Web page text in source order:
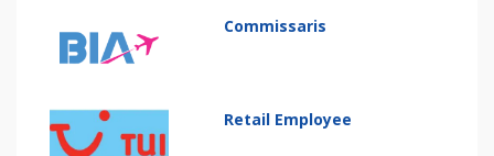
Commissaris
Retail Employee